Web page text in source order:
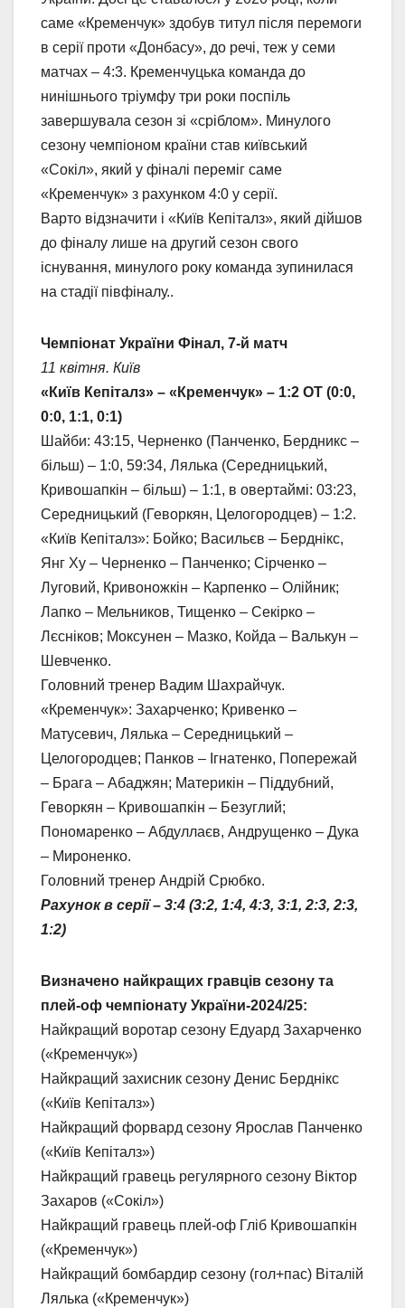
саме «Кременчук» здобув титул після перемоги
в серії проти «Донбасу», до речі, теж у семи
матчах – 4:3. Кременчуцька команда до
нинішнього тріумфу три роки поспіль
завершувала сезон зі «сріблом». Минулого
сезону чемпіоном країни став київський
«Сокіл», який у фіналі переміг саме
«Кременчук» з рахунком 4:0 у серії.
Варто відзначити і «Київ Кепіталз», який дійшов
до фіналу лише на другий сезон свого
існування, минулого року команда зупинилася
на стадії півфіналу..
Чемпіонат України Фінал, 7-й матч
11 квітня. Київ
«Київ Кепіталз» – «Кременчук» – 1:2 ОТ (0:0,
0:0, 1:1, 0:1)
Шайби: 43:15, Черненко (Панченко, Бердникс –
більш) – 1:0, 59:34, Лялька (Середницький,
Кривошапкін – більш) – 1:1, в овертаймі: 03:23,
Середницький (Геворкян, Целогородцев) – 1:2.
«Київ Кепіталз»: Бойко; Васильєв – Берднікс,
Янг Ху – Черненко – Панченко; Сірченко –
Луговий, Кривоножкін – Карпенко – Олійник;
Лапко – Мельников, Тищенко – Секірко –
Лєсніков; Моксунен – Мазко, Койда – Валькун –
Шевченко.
Головний тренер Вадим Шахрайчук.
«Кременчук»: Захарченко; Кривенко –
Матусевич, Лялька – Середницький –
Целогородцев; Панков – Ігнатенко, Попережай
– Брага – Абаджян; Материкін – Піддубний,
Геворкян – Кривошапкін – Безуглий;
Пономаренко – Абдуллаєв, Андрущенко – Дука
– Мироненко.
Головний тренер Андрій Срюбко.
Рахунок в серії – 3:4 (3:2, 1:4, 4:3, 3:1, 2:3, 2:3,
1:2)
Визначено найкращих гравців сезону та
плей-оф чемпіонату України-2024/25:
Найкращий воротар сезону Едуард Захарченко
(«Кременчук»)
Найкращий захисник сезону Денис Берднікс
(«Київ Кепіталз»)
Найкращий форвард сезону Ярослав Панченко
(«Київ Кепіталз»)
Найкращий гравець регулярного сезону Віктор
Захаров («Сокіл»)
Найкращий гравець плей-оф Гліб Кривошапкін
(«Кременчук»)
Найкращий бомбардир сезону (гол+пас) Віталій
Лялька («Кременчук»)